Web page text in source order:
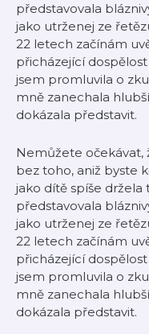
představovala
jako utrženej ze
22 letech začínám
přicházející
jsem promluvila o
mně zanechala
dokázala představit.
Nemůžete
bez toho, aniž byste
jako dítě spíše držela
představovala
jako utrženej ze
22 letech začínám
přicházející
jsem promluvila o
mně zanechala
dokázala představit.